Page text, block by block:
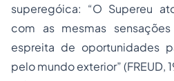
superegóica: “O Supereu
com as mesmas
espreita de oportunidades
pelo mundo exterior” (FREUD,